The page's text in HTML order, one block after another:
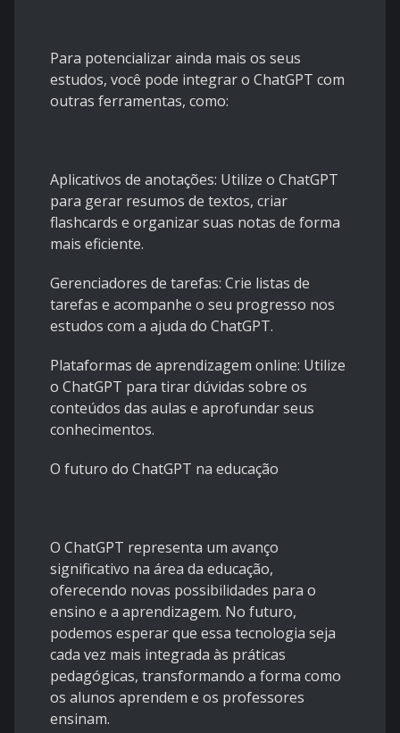
Para potencializar ainda mais os seus
estudos, você pode integrar o ChatGPT com
outras ferramentas, como:
Aplicativos de anotações: Utilize o ChatGPT
para gerar resumos de textos, criar
flashcards e organizar suas notas de forma
mais eficiente.
Gerenciadores de tarefas: Crie listas de
tarefas e acompanhe o seu progresso nos
estudos com a ajuda do ChatGPT.
Plataformas de aprendizagem online: Utilize
o ChatGPT para tirar dúvidas sobre os
conteúdos das aulas e aprofundar seus
conhecimentos.
O futuro do ChatGPT na educação
O ChatGPT representa um avanço
significativo na área da educação,
oferecendo novas possibilidades para o
ensino e a aprendizagem. No futuro,
podemos esperar que essa tecnologia seja
cada vez mais integrada às práticas
pedagógicas, transformando a forma como
os alunos aprendem e os professores
ensinam.